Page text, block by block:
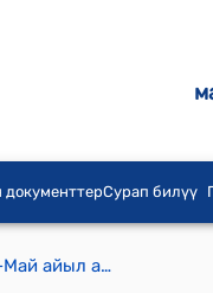
документтерСурап билүү
1-Май айылдык кеңешинин 2024-жылынын 15-январындагы №1/3 "1-Май айыл аймагынын айыл Өкмөтүнүн 2023-жылдагы жергиликтүү бюджетинин жана атайын каражатынын калдыгын бекитүү жөнүндө" токтому